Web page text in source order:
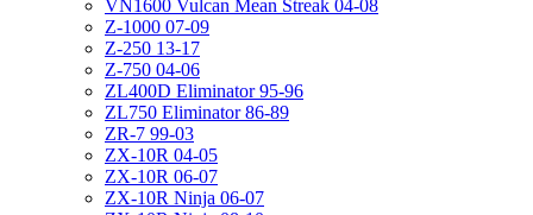
VN1600 Vulcan Mean Streak 04-08
Z-1000 07-09
Z-250 13-17
Z-750 04-06
ZL400D Eliminator 95-96
ZL750 Eliminator 86-89
ZR-7 99-03
ZX-10R 04-05
ZX-10R 06-07
ZX-10R Ninja 06-07